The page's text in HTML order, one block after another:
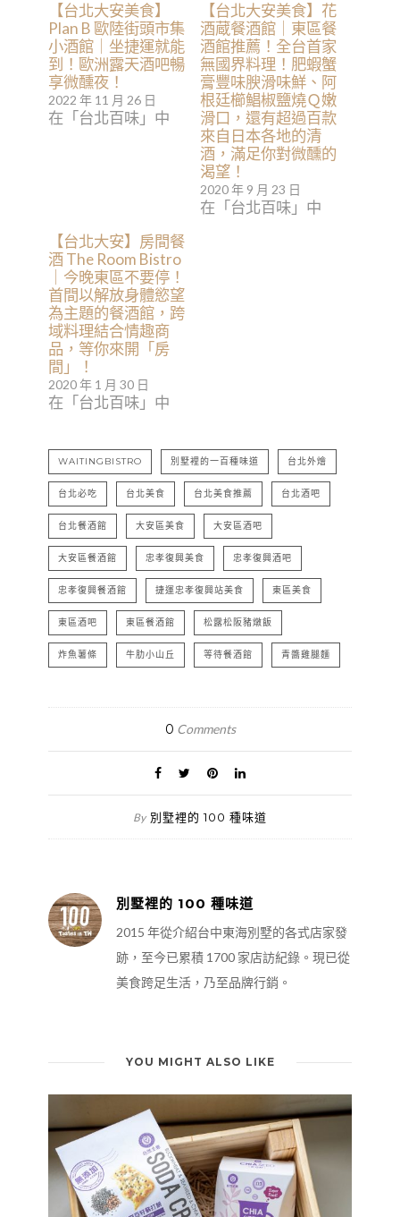
【台北大安美食】
Plan B 歐陸街頭市集
小酒館｜坐捷運就能
到！歐洲露天酒吧暢
享微醺夜！
2022 年 11 月 26 日
在「台北百味」中
【台北大安美食】花
酒蔵餐酒館｜東區餐
酒館推薦！全台首家
無國界料理！肥蝦蟹
膏豐味腴滑味鮮、阿
根廷櫛鯧椒鹽燒Ｑ嫩
滑口，還有超過百款
來自日本各地的清
酒，滿足你對微醺的
渴望！
2020 年 9 月 23 日
在「台北百味」中
【台北大安】房間餐
酒 The Room Bistro
｜今晚東區不要停！
首間以解放身體慾望
為主題的餐酒館，跨
域料理結合情趣商
品，等你來開「房
間」！
2020 年 1 月 30 日
在「台北百味」中
WAITINGBISTRO 別墅裡的一百種味道 台北外燴
台北必吃 台北美食 台北美食推薦 台北酒吧
台北餐酒館 大安區美食 大安區酒吧
大安區餐酒館 忠孝復興美食 忠孝復興酒吧
忠孝復興餐酒館 捷運忠孝復興站美食 東區美食
東區酒吧 東區餐酒館 松露松阪豬燉飯
炸魚薯條 牛肋小山丘 等待餐酒館 青醬雞腿麵
0 Comments
By 別墅裡的 100 種味道
別墅裡的 100 種味道
2015 年從介紹台中東海別墅的各式店家發
跡，至今已累積 1700 家店訪紀錄。現已從
美食跨足生活，乃至品牌行銷。
YOU MIGHT ALSO LIKE